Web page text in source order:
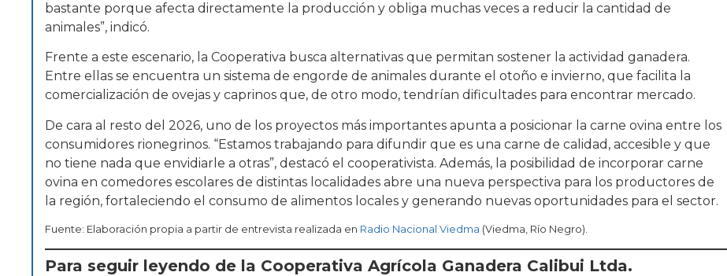
bastante porque afecta directamente la producción y obliga muchas veces a reducir la cantidad de
animales”, indicó.
Frente a este escenario, la Cooperativa busca alternativas que permitan sostener la actividad ganadera.
Entre ellas se encuentra un sistema de engorde de animales durante el otoño e invierno, que facilita la
comercialización de ovejas y caprinos que, de otro modo, tendrían dificultades para encontrar mercado.
De cara al resto del 2026, uno de los proyectos más importantes apunta a posicionar la carne ovina entre los
consumidores rionegrinos. “Estamos trabajando para difundir que es una carne de calidad, accesible y que
no tiene nada que envidiarle a otras”, destacó el cooperativista. Además, la posibilidad de incorporar carne
ovina en comedores escolares de distintas localidades abre una nueva perspectiva para los productores de
la región, fortaleciendo el consumo de alimentos locales y generando nuevas oportunidades para el sector.
Fuente: Elaboración propia a partir de entrevista realizada en Radio Nacional Viedma (Viedma, Río Negro).
Para seguir leyendo de la Cooperativa Agrícola Ganadera Calibui Ltda.